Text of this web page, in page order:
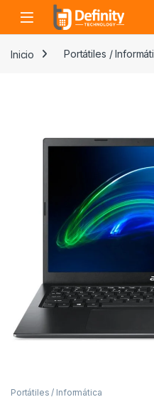
Skip to navigation
Skip to content
Open
Inicio Portátiles /
Portátiles / Informática